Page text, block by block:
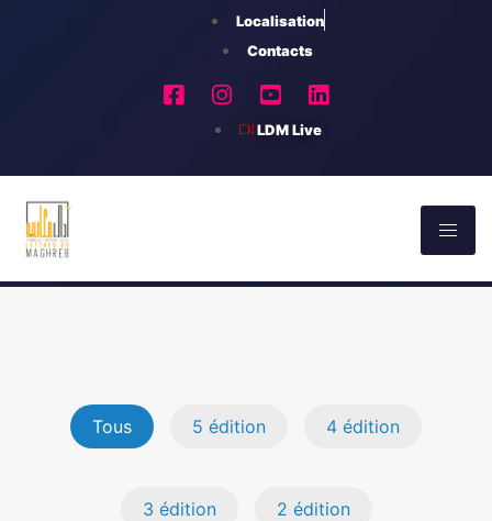
Localisation
Contacts
LDM Live
Tous 5 édition 4 édition
3 édition 2 édition